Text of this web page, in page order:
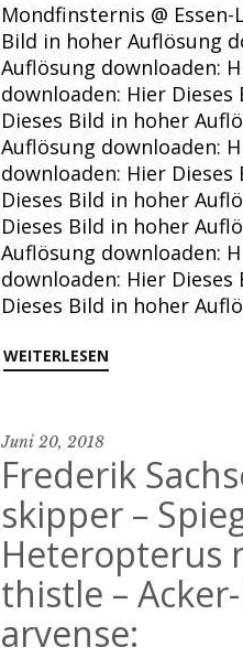
Mondfinsternis @ Essen-
Bild in hoher Auflösung
Auflösung downloaden:
downloaden: Hier
Dieses Bild in hoher
Auflösung downloaden:
downloaden: Hier
Dieses Bild in hoher
Dieses Bild in hoher
Auflösung downloaden:
downloaden: Hier
Dieses Bild in hoher
WEITERLESEN
Juni 20, 2018
Frederik
skipper –
Heteropterus
thistle –
arvense: